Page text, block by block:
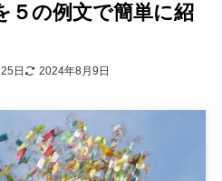
５の例文で簡単に紹
日 2024年8月9日